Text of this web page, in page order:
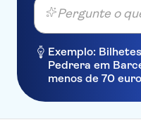
Pergunte o
Exemplo:
Pedrera em
menos de 70